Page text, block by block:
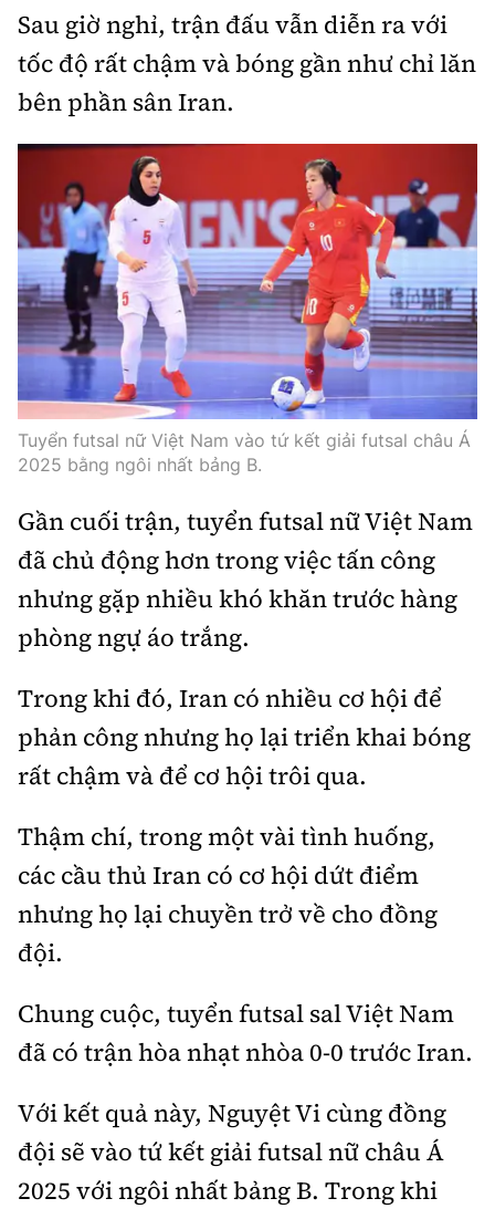
Sau giờ nghỉ, trận đấu vẫn diễn ra với
tốc độ rất chậm và bóng gần như chỉ lăn
bên phần sân Iran.
Tuyển futsal nữ Việt Nam vào tứ kết giải futsal châu Á
2025 bằng ngôi nhất bảng B.
Gần cuối trận, tuyển futsal nữ Việt Nam
đã chủ động hơn trong việc tấn công
nhưng gặp nhiều khó khăn trước hàng
phòng ngự áo trắng.
Trong khi đó, Iran có nhiều cơ hội để
phản công nhưng họ lại triển khai bóng
rất chậm và để cơ hội trôi qua.
Thậm chí, trong một vài tình huống,
các cầu thủ Iran có cơ hội dứt điểm
nhưng họ lại chuyền trở về cho đồng
đội.
Chung cuộc, tuyển futsal sal Việt Nam
đã có trận hòa nhạt nhòa 0-0 trước Iran.
Với kết quả này, Nguyệt Vi cùng đồng
đội sẽ vào tứ kết giải futsal nữ châu Á
2025 với ngôi nhất bảng B. Trong khi